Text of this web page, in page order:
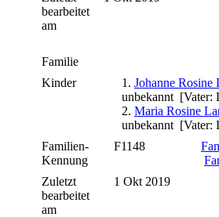
bearbeitet
am
Familie
Kinder
1. Johanne Rosine
unbekannt [Vater:
2. Maria Rosine
unbekannt [Vater:
Familien-
Kennung
F1148
Zuletzt
bearbeitet
am
1 Okt 2019